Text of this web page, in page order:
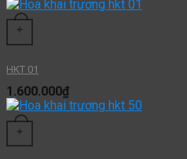
+
HKT 01
1.600.000₫
+